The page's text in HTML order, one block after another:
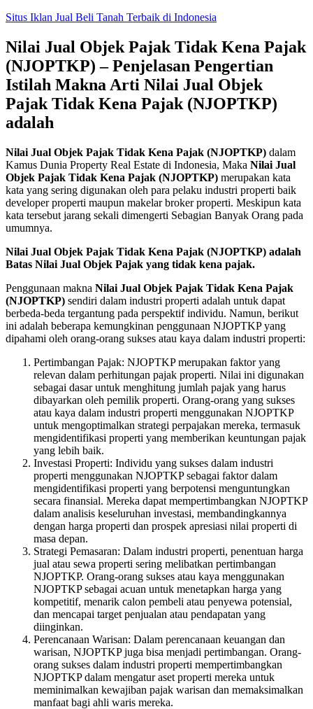
Skip
content
Situs Iklan Jual Beli Tanah Terbaik di Indonesia
Nilai Jual Objek Pajak Tidak Kena Pajak
(NJOPTKP) – Penjelasan Pengertian
Istilah Makna Arti Nilai Jual Objek
Pajak Tidak Kena Pajak (NJOPTKP)
adalah
Nilai Jual Objek Pajak Tidak Kena Pajak (NJOPTKP) dalam
Kamus Dunia Property Real Estate di Indonesia, Maka Nilai Jual
Objek Pajak Tidak Kena Pajak (NJOPTKP) merupakan kata
kata yang sering digunakan oleh para pelaku industri properti baik
developer properti maupun makelar broker properti. Meskipun kata
kata tersebut jarang sekali dimengerti Sebagian Banyak Orang pada
umumnya.
Nilai Jual Objek Pajak Tidak Kena Pajak (NJOPTKP) adalah
Batas Nilai Jual Objek Pajak yang tidak kena pajak.
Penggunaan makna Nilai Jual Objek Pajak Tidak Kena Pajak
(NJOPTKP) sendiri dalam industri properti adalah untuk dapat
berbeda-beda tergantung pada perspektif individu. Namun, berikut
ini adalah beberapa kemungkinan penggunaan NJOPTKP yang
dipahami oleh orang-orang sukses atau kaya dalam industri properti:
Pertimbangan Pajak: NJOPTKP merupakan faktor yang
relevan dalam perhitungan pajak properti. Nilai ini digunakan
sebagai dasar untuk menghitung jumlah pajak yang harus
dibayarkan oleh pemilik properti. Orang-orang yang sukses
atau kaya dalam industri properti menggunakan NJOPTKP
untuk mengoptimalkan strategi perpajakan mereka, termasuk
mengidentifikasi properti yang memberikan keuntungan pajak
yang lebih baik.
Investasi Properti: Individu yang sukses dalam industri
properti menggunakan NJOPTKP sebagai faktor dalam
mengidentifikasi properti yang berpotensi menguntungkan
secara finansial. Mereka dapat mempertimbangkan NJOPTKP
dalam analisis keseluruhan investasi, membandingkannya
dengan harga properti dan prospek apresiasi nilai properti di
masa depan.
Strategi Pemasaran: Dalam industri properti, penentuan harga
jual atau sewa properti sering melibatkan pertimbangan
NJOPTKP. Orang-orang sukses atau kaya menggunakan
NJOPTKP sebagai acuan untuk menetapkan harga yang
kompetitif, menarik calon pembeli atau penyewa potensial,
dan mencapai target penjualan atau pendapatan yang
diinginkan.
Perencanaan Warisan: Dalam perencanaan keuangan dan
warisan, NJOPTKP juga bisa menjadi pertimbangan. Orang-
orang sukses dalam industri properti mempertimbangkan
NJOPTKP dalam mengatur aset properti mereka untuk
meminimalkan kewajiban pajak warisan dan memaksimalkan
manfaat bagi ahli waris mereka.